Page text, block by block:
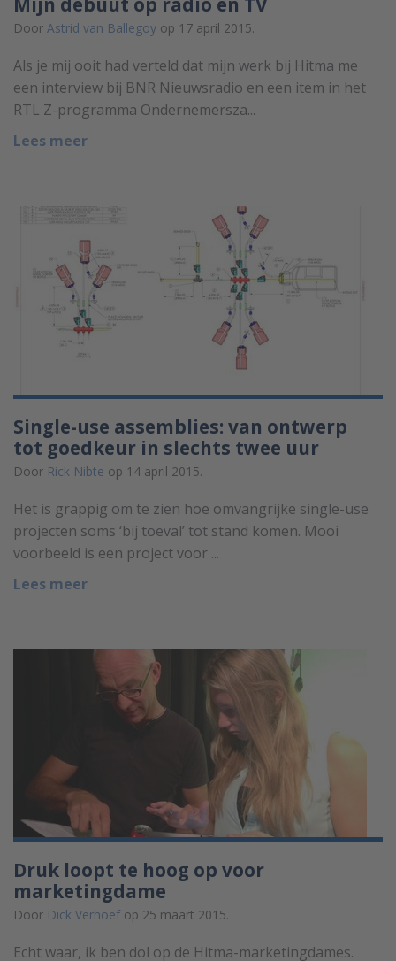
Door Astrid van Ballegoy op 17 april 2015.
Als je mij ooit had verteld dat mijn werk bij Hitma me
een interview bij BNR Nieuwsradio en een item in het
RTL Z-programma Ondernemersza...
Lees meer
Single-use assemblies: van ontwerp
tot goedkeur in slechts twee uur
Door Rick Nibte op 14 april 2015.
Het is grappig om te zien hoe omvangrijke single-use
projecten soms ‘bij toeval’ tot stand komen. Mooi
voorbeeld is een project voor ...
Lees meer
Druk loopt te hoog op voor
marketingdame
Door Dick Verhoef op 25 maart 2015.
Echt waar, ik ben dol op de Hitma-marketingdames.